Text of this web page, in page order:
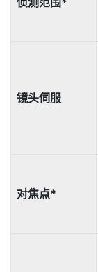
镜头伺服
对焦点*